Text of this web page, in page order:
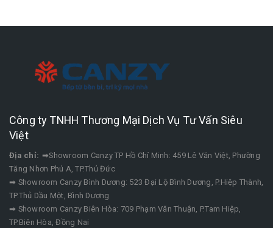
Công ty TNHH Thương Mại Dịch Vụ Tư Vấn Siêu
Việt
Địa chỉ: ➡Showroom Canzy TP Hồ Chí Minh: 459 Lê Văn Việt, Phường
Tăng Nhơn Phú A, TP.Thủ Đức
➡ Showroom Canzy Bình Dương: 523 Đại Lộ Bình Dương, P.Hiệp Thành,
TP.Thủ Dầu Một, Bình Dương
➡ Showroom Canzy Biên Hòa: 709 Phạm Văn Thuận, P.Tam Hiệp,
TP.Biên Hòa, Đồng Nai